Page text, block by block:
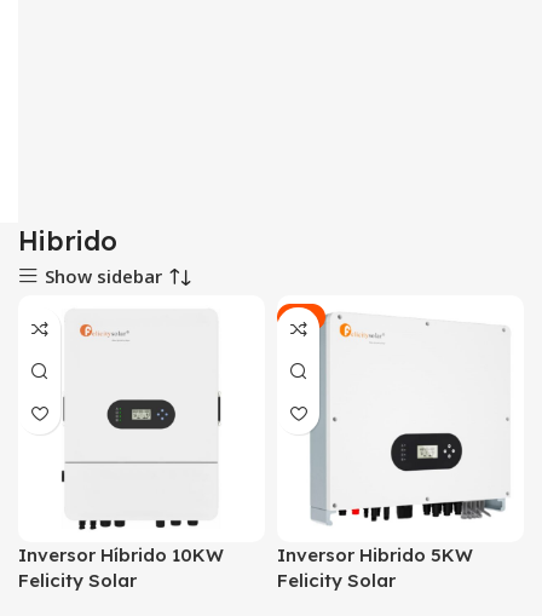
Hibrido
Show sidebar
Inversor Híbrido 10KW
Felicity Solar
-4%
Inversor Hibrido 5KW
Felicity Solar